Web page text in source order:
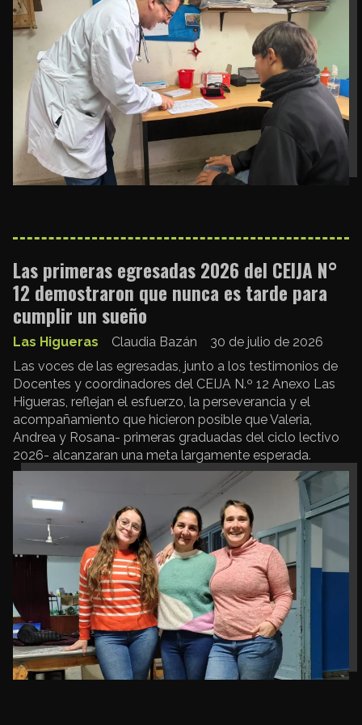
Las primeras egresadas 2026 del CEIJA N°
12 demostraron que nunca es tarde para
cumplir un sueño
Claudia Bazán
Las Higueras
30 de julio de 2026
Las voces de las egresadas, junto a los testimonios de
Docentes y coordinadores del CEIJA N.º 12 Anexo Las
Higueras, reflejan el esfuerzo, la perseverancia y el
acompañamiento que hicieron posible que Valeria,
Andrea y Rosana- primeras graduadas del ciclo lectivo
2026- alcanzaran una meta largamente esperada.